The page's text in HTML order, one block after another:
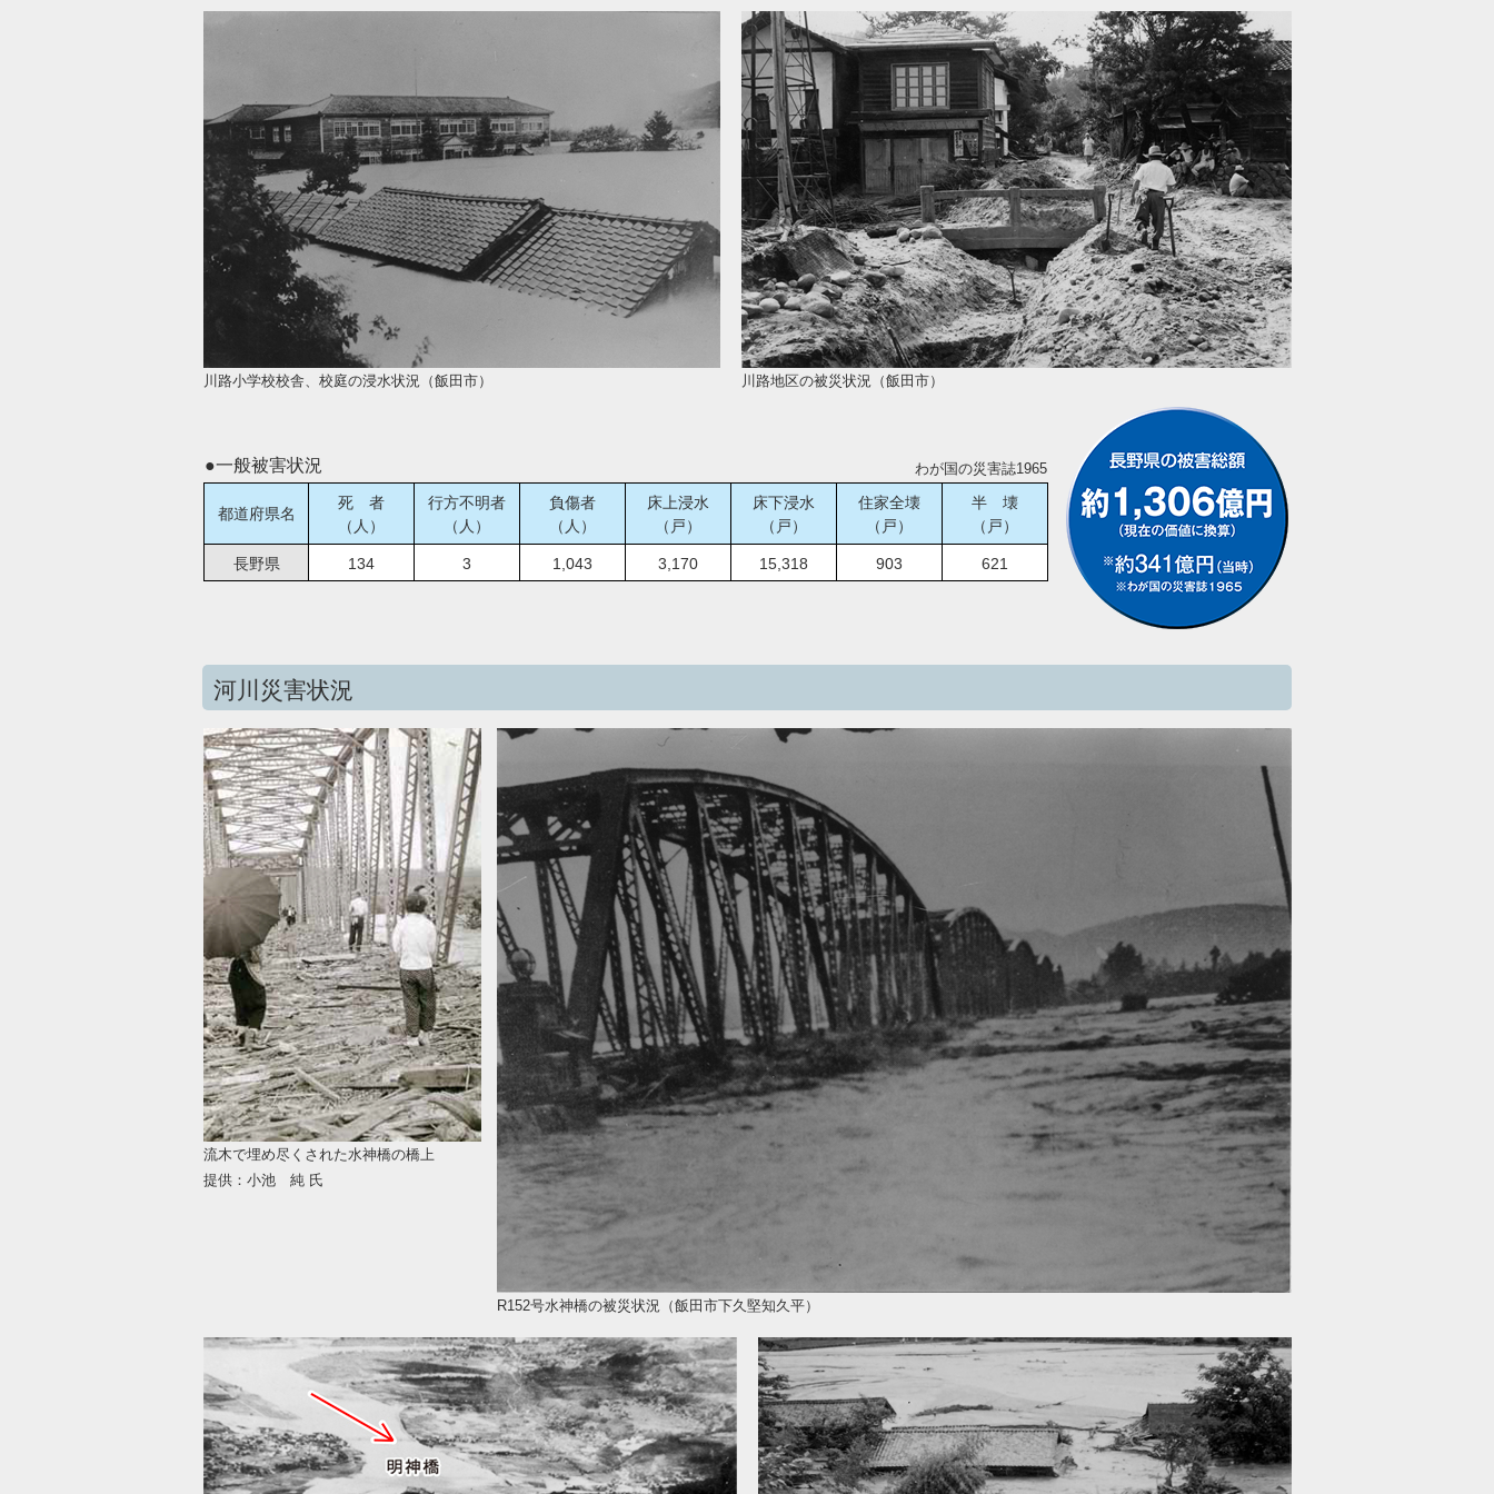
川路小学校校舎、校庭の浸水状況（飯田市） 川路地区の被災状況（飯田市）
●一般被害状況 わが国の災害誌1965
都道府県名
死 者
（人）
行方不明者
（人）
負傷者
（人）
床上浸水
（戸）
床下浸水
（戸）
住家全壊
（戸）
半 壊
（戸）
長野県 134 3 1,043 3,170 15,318 903 621
河川災害状況
流木で埋め尽くされた水神橋の橋上
提供：小池 純 氏
R152号水神橋の被災状況（飯田市下久堅知久平）